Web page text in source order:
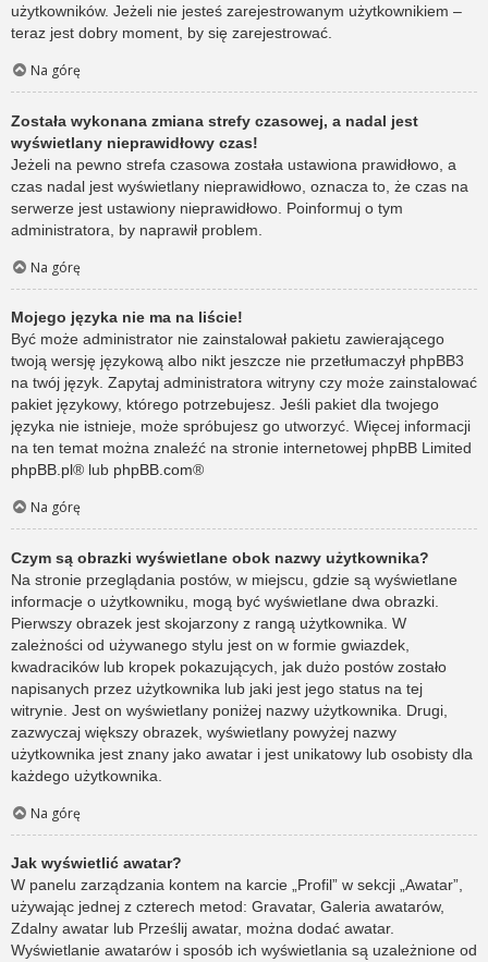
użytkowników. Jeżeli nie jesteś zarejestrowanym użytkownikiem –
teraz jest dobry moment, by się zarejestrować.
Na górę
Została wykonana zmiana strefy czasowej, a nadal jest
wyświetlany nieprawidłowy czas!
Jeżeli na pewno strefa czasowa została ustawiona prawidłowo, a
czas nadal jest wyświetlany nieprawidłowo, oznacza to, że czas na
serwerze jest ustawiony nieprawidłowo. Poinformuj o tym
administratora, by naprawił problem.
Na górę
Mojego języka nie ma na liście!
Być może administrator nie zainstalował pakietu zawierającego
twoją wersję językową albo nikt jeszcze nie przetłumaczył phpBB3
na twój język. Zapytaj administratora witryny czy może zainstalować
pakiet językowy, którego potrzebujesz. Jeśli pakiet dla twojego
języka nie istnieje, może spróbujesz go utworzyć. Więcej informacji
na ten temat można znaleźć na stronie internetowej phpBB Limited
phpBB.pl® lub phpBB.com®
Na górę
Czym są obrazki wyświetlane obok nazwy użytkownika?
Na stronie przeglądania postów, w miejscu, gdzie są wyświetlane
informacje o użytkowniku, mogą być wyświetlane dwa obrazki.
Pierwszy obrazek jest skojarzony z rangą użytkownika. W
zależności od używanego stylu jest on w formie gwiazdek,
kwadracików lub kropek pokazujących, jak dużo postów zostało
napisanych przez użytkownika lub jaki jest jego status na tej
witrynie. Jest on wyświetlany poniżej nazwy użytkownika. Drugi,
zazwyczaj większy obrazek, wyświetlany powyżej nazwy
użytkownika jest znany jako awatar i jest unikatowy lub osobisty dla
każdego użytkownika.
Na górę
Jak wyświetlić awatar?
W panelu zarządzania kontem na karcie „Profil” w sekcji „Awatar”,
używając jednej z czterech metod: Gravatar, Galeria awatarów,
Zdalny awatar lub Prześlij awatar, można dodać awatar.
Wyświetlanie awatarów i sposób ich wyświetlania są uzależnione od